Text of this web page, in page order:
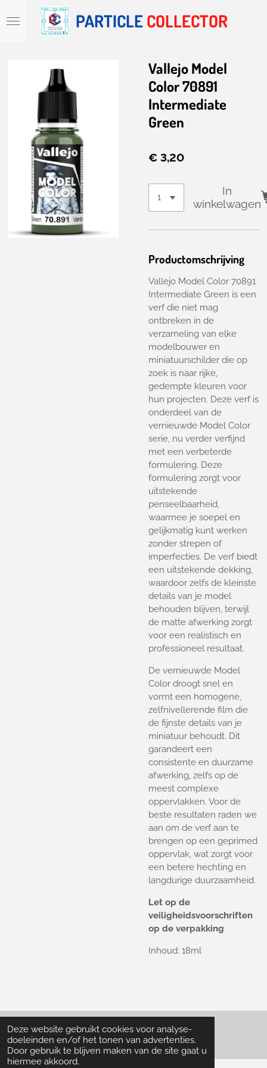
Deze website gebruikt cookies voor analyse-
doeleinden en/of het tonen van advertenties.
Door gebruik te blijven maken van de site gaat u
hiermee akkoord.
direct
PARTICLE COLLECTOR
Vallejo Model
Color 70891
Intermediate
Green
€ 3,20
In
winkelwagen
Productomschrijving
Vallejo Model Color 70891
Intermediate Green is een
verf die niet mag
ontbreken in de
verzameling van elke
modelbouwer en
miniatuurschilder die op
zoek is naar rijke,
gedempte kleuren voor
hun projecten. Deze verf is
onderdeel van de
vernieuwde Model Color
serie, nu verder verfijnd
met een verbeterde
formulering. Deze
formulering zorgt voor
uitstekende
penseelbaarheid,
waarmee je soepel en
gelijkmatig kunt werken
zonder strepen of
imperfecties. De verf biedt
een uitstekende dekking,
waardoor zelfs de kleinste
details van je model
behouden blijven, terwijl
de matte afwerking zorgt
voor een realistisch en
professioneel resultaat.
De vernieuwde Model
Color droogt snel en
vormt een homogene,
zelfnivellerende film die
de fijnste details van je
miniatuur behoudt. Dit
garandeert een
consistente en duurzame
afwerking, zelfs op de
meest complexe
oppervlakken. Voor de
beste resultaten raden we
aan om de verf aan te
brengen op een geprimed
oppervlak, wat zorgt voor
een betere hechting en
langdurige duurzaamheid.
Let op de
veiligheidsvoorschriften
op de verpakking
Inhoud: 18ml
© 2022 - 2026 Particle Collector